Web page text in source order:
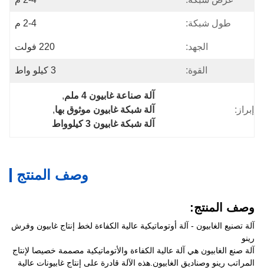
طول شبكة: 2-4 م
الجهد: 220 فولت
القوة: 3 كيلو واط
إبراز:
آلة صناعة غابيون 4 ملم
,
آلة شبكة غابيون موثوق بها,
آلة شبكة غابيون 3 كيلوواط
وصف المنتج
وصف المنتج:
آلة تصنيع الغابيون - آلة أوتوماتيكية عالية الكفاءة لخط إنتاج غابيون وفرش
رينو
آلة صنع الغابيون هي آلة عالية الكفاءة والأتوماتيكية مصممة خصيصا لإنتاج
المراتب رينو وصناديق الغابيون.هذه الآلة قادرة على إنتاج غابيونات عالية